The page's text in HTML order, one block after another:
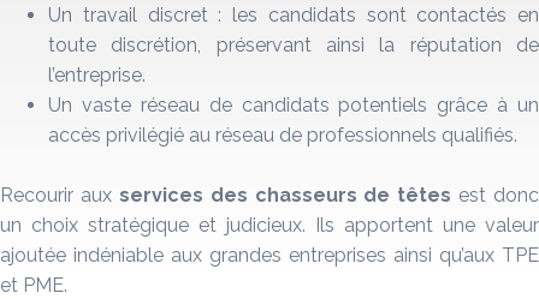
Un travail discret : les candidats sont contactés en
toute discrétion, préservant ainsi la réputation de
l’entreprise.
Un vaste réseau de candidats potentiels grâce à un
accès privilégié au réseau de professionnels qualifiés.
Recourir aux services des chasseurs de têtes est donc
un choix stratégique et judicieux. Ils apportent une valeur
ajoutée indéniable aux grandes entreprises ainsi qu’aux TPE
et PME.